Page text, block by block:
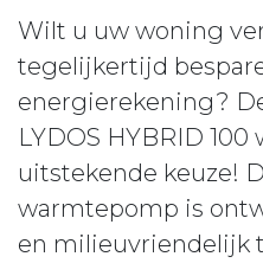
Wilt u uw woning
tegelijkertijd
energierekening?
LYDOS HYBRID
uitstekende keuze!
warmtepomp is
en milieuvriendelijk